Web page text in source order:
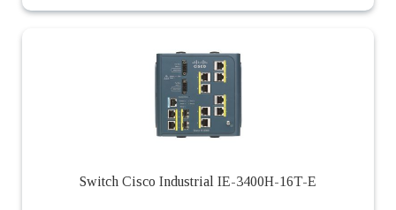
Switch Cisco Industrial IE-3400H-16T-E